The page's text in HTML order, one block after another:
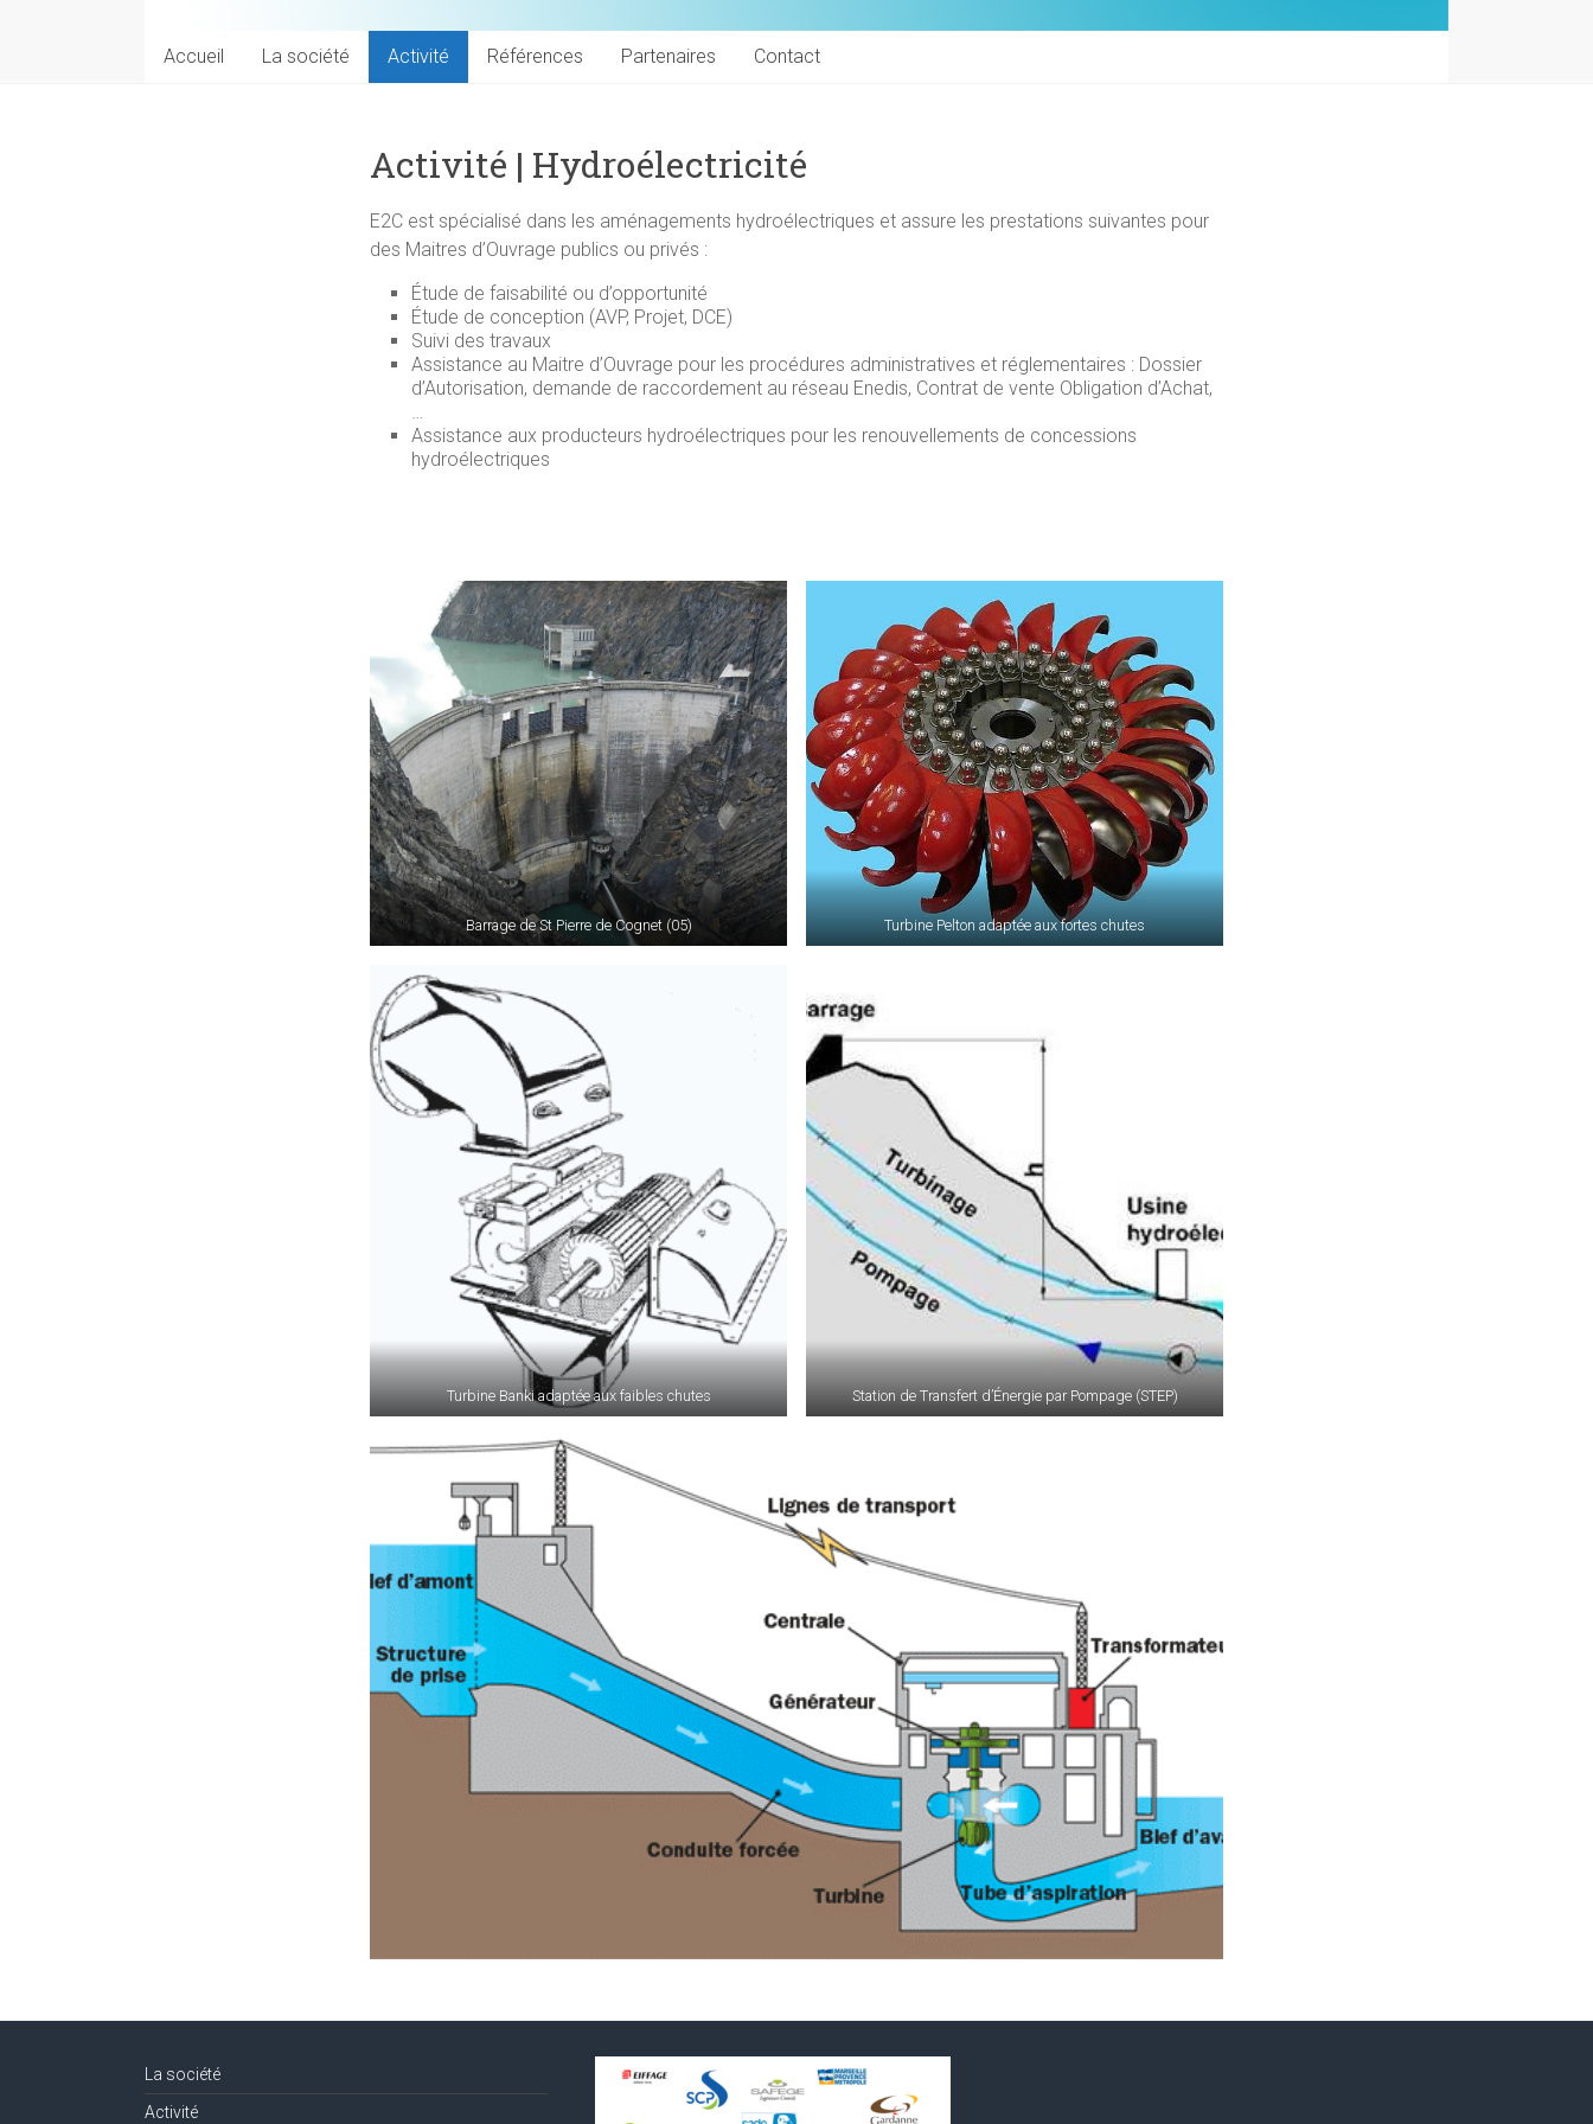
Accueil La société Activité Références Partenaires Contact
Activité | Hydroélectricité
E2C est spécialisé dans les aménagements hydroélectriques et assure les prestations suivantes pour
des Maitres d’Ouvrage publics ou privés :
Étude de faisabilité ou d’opportunité
Étude de conception (AVP, Projet, DCE)
Suivi des travaux
Assistance au Maitre d’Ouvrage pour les procédures administratives et réglementaires : Dossier
d’Autorisation, demande de raccordement au réseau Enedis, Contrat de vente Obligation d’Achat,
…
Assistance aux producteurs hydroélectriques pour les renouvellements de concessions
hydroélectriques
Barrage de St Pierre de Cognet (05) Turbine Pelton adaptée aux fortes chutes
Turbine Banki adaptée aux faibles chutes Station de Transfert d’Énergie par Pompage (STEP)
La société
Activité